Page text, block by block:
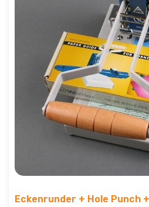
Eckenrunder + Hole Punch